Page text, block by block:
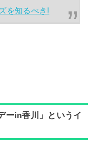
を知るべき!
ーin香川」というイ